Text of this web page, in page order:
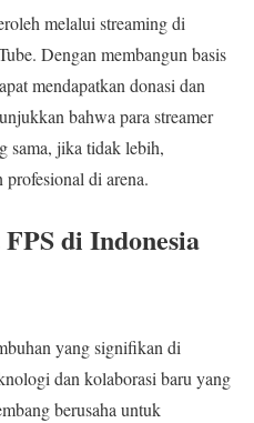
melalui streaming di
Dengan membangun basis
mendapatkan donasi dan
bahwa para streamer
sama, jika tidak lebih,
di arena.
di Indonesia
yang signifikan di
dan kolaborasi baru yang
berusaha untuk